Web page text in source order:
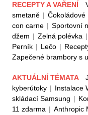
RECEPTY A VAŘENÍ
smetaně | Čokoládové
con carne | Sportovní
džem | Zelná polévka |
Perník | Lečo |
Zapečené brambory s
AKTUÁLNÍ TÉMATA
kyberútoky | Instalace
skládací Samsung |
11 zdarma | Anthropic